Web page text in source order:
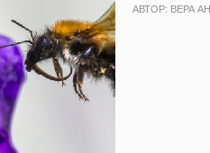
АВТОР: ВЕРА